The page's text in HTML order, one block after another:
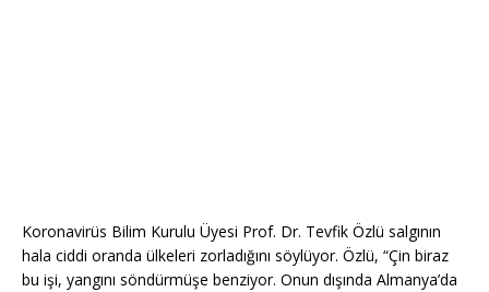
Koronavirüs Bilim Kurulu Üyesi Prof. Dr. Tevfik Özlü salgının
hala ciddi oranda ülkeleri zorladığını söylüyor. Özlü, “Çin biraz
bu işi, yangını söndürmüşe benziyor. Onun dışında Almanya’da